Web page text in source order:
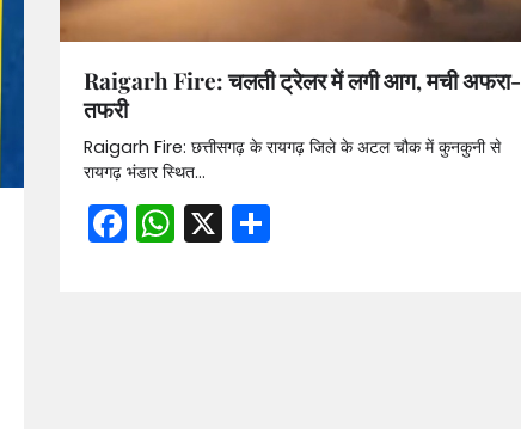
Raigarh Fire: चलती ट्रेलर में लगी आग, मची अफरा-
तफरी
Raigarh Fire: छत्तीसगढ़ के रायगढ़ जिले के अटल चौक में कुनकुनी से
रायगढ़ भंडार स्थित…
Facebook
WhatsApp
X Share